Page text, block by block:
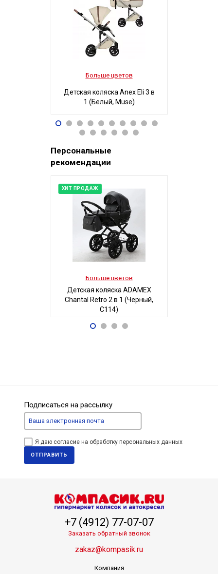
Больше цветов
Детская коляска Anex Eli 3 в
1 (Белый, Muse)
96 490Р
Персональные
рекомендации
ХИТ ПРОДАЖ
Больше цветов
Детская коляска ADAMEX
Chantal Retro 2 в 1 (Черный,
C114)
68 700 Р
Подписаться на рассылку
Я даю согласие на обработку персональных данных
ОТПРАВИТЬ
+7 (4912) 77-07-07
Заказать обратный звонок
zakaz@kompasik.ru
Компания